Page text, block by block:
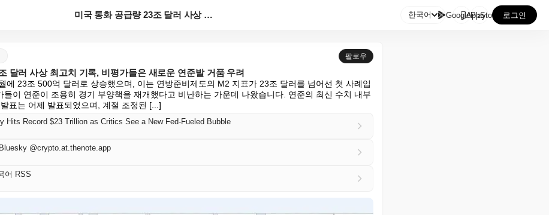
미국 통화 공급량 23조 달러 사상 최고치 기록, 비평... 한국어 GooglePlay
AppStore 로그인
팔로우
달러 사상 최고치 기록, 비평가들은 새로운 연준발 거품 우려
에 23조 500억 달러로 상승했으며, 이는 연방준비제도의 M2 지표가 23조 달러를 넘어선 첫 사례입
들이 연준이 조용히 경기 부양책을 재개했다고 비난하는 가운데 나왔습니다. 연준의 최신 수치 내부
표는 어제 발표되었으며, 계절 조정된 [...]
Hits Record $23 Trillion as Critics See a New Fed-Fueled Bubble
@crypto.at.thenote.app
어 RSS